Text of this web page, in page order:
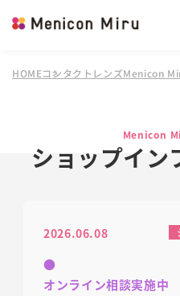
HOMEコンタクトレンズMenicon
Menicon
ショップイン
2026.06.08
●
オンライン相談実施中